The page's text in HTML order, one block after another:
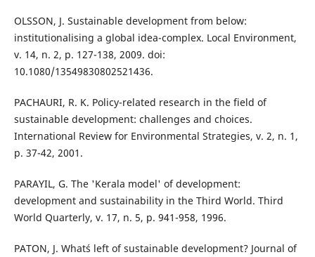
OLSSON, J. Sustainable development from below:
institutionalising a global idea-complex. Local Environment,
v. 14, n. 2, p. 127-138, 2009. doi:
10.1080/13549830802521436.
PACHAURI, R. K. Policy-related research in the field of
sustainable development: challenges and choices.
International Review for Environmental Strategies, v. 2, n. 1,
p. 37-42, 2001.
PARAYIL, G. The 'Kerala model' of development:
development and sustainability in the Third World. Third
World Quarterly, v. 17, n. 5, p. 941-958, 1996.
PATON, J. What´s left of sustainable development? Journal of